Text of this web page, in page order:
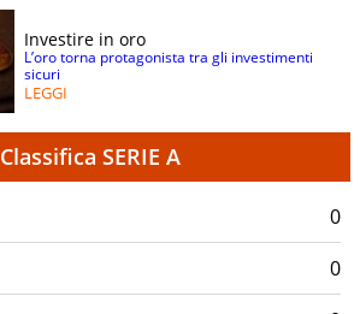
Investire in oro
L’oro torna protagonista tra gli investimenti
sicuri
LEGGI
Classifica SERIE A
0
0